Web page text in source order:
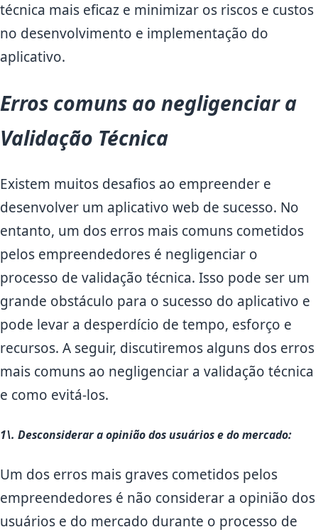
técnica mais eficaz e minimizar os riscos e custos
no desenvolvimento e implementação do
aplicativo.
Erros comuns ao negligenciar a
Validação Técnica
Existem muitos desafios ao empreender e
desenvolver um aplicativo web de sucesso. No
entanto, um dos erros mais comuns cometidos
pelos empreendedores é negligenciar o
processo de validação técnica. Isso pode ser um
grande obstáculo para o sucesso do aplicativo e
pode levar a desperdício de tempo, esforço e
recursos. A seguir, discutiremos alguns dos erros
mais comuns ao negligenciar a validação técnica
e como evitá-los.
1\. Desconsiderar a opinião dos usuários e do mercado:
Um dos erros mais graves cometidos pelos
empreendedores é não considerar a opinião dos
usuários e do mercado durante o processo de